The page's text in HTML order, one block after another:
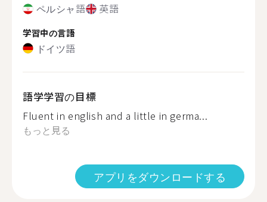
ペルシャ語 英語
学習中の言語
ドイツ語
語学学習の目標
Fluent in english and a little in germa...
もっと見る
アプリをダウンロードする